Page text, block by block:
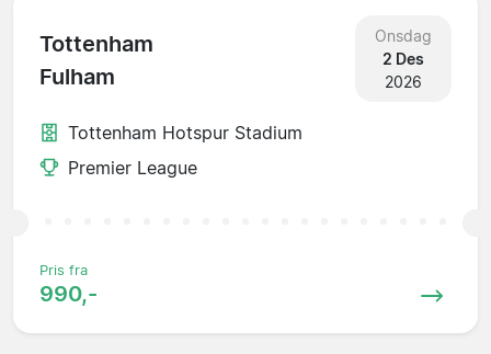
Tottenham
Fulham
Onsdag
2 Des
2026
Tottenham Hotspur Stadium
Premier League
Pris fra
990,-